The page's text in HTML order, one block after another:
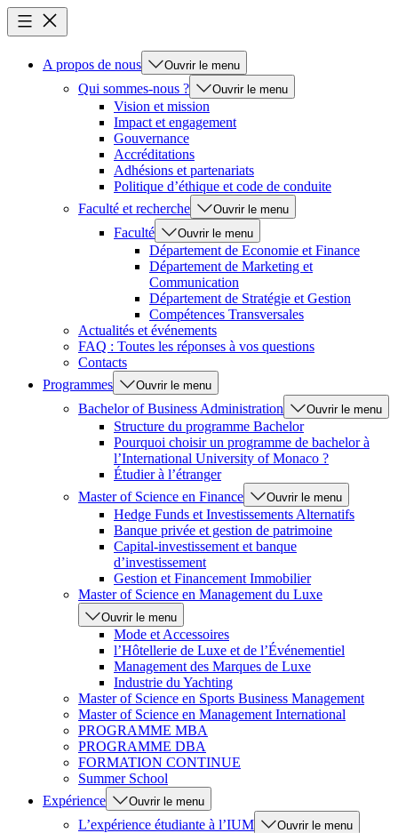
A propos de nous Ouvrir le menu
Qui sommes-nous ? Ouvrir le menu
Vision et mission
Impact et engagement
Gouvernance
Accréditations
Adhésions et partenariats
Politique d’éthique et code de conduite
Faculté et recherche
Ouvrir le menu
Faculté Ouvrir le menu
Département de Economie et Finance
Département de Marketing et
Communication
Département de Stratégie et Gestion
Compétences Transversales
Actualités et événements
FAQ : Toutes les réponses à vos questions
Contacts
Programmes
Ouvrir le menu
Bachelor of Business Administration Ouvrir le menu
Structure du programme Bachelor
Pourquoi choisir un programme de bachelor à
l’International University of Monaco ?
Étudier à l’étranger
Master of Science en Finance
Ouvrir le menu
Hedge Funds et Investissements Alternatifs
Banque privée et gestion de patrimoine
Capital-investissement et banque
d’investissement
Gestion et Financement Immobilier
Master of Science en Management du Luxe
Ouvrir le menu
Mode et Accessoires
l’Hôtellerie de Luxe et de l’Événementiel
Management des Marques de Luxe
Industrie du Yachting
Master of Science en Sports Business Management
Master of Science en Management International
PROGRAMME MBA
PROGRAMME DBA
FORMATION CONTINUE
Summer School
Expérience
Ouvrir le menu
L’expérience étudiante à l’IUM Ouvrir le menu